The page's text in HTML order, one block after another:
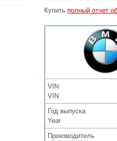
Купить полный отчет
VIN
VIN
Год выпуска
Year
Производитель